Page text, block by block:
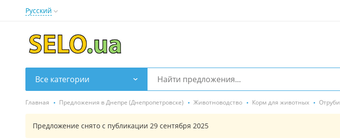
Русский
Все категории
Главная Предложения в Днепре (Днепропетровске) Животноводство Корм для животных Отруби
Предложение снято с публикации 29 сентября 2025